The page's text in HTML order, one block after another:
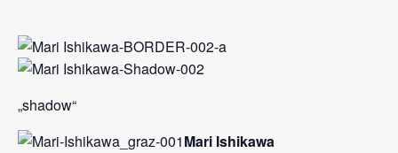
„shadow“
Mari Ishikawa